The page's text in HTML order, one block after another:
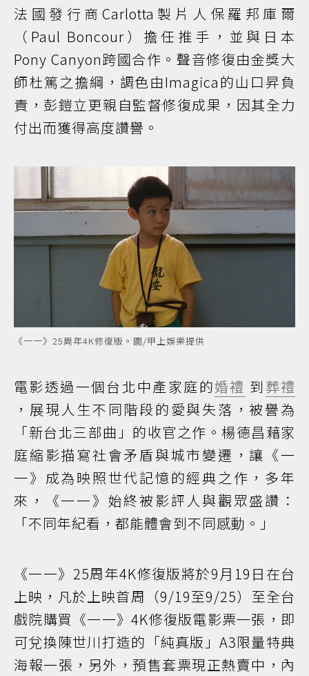
法國發行商Carlotta製片人保羅邦庫爾
（Paul Boncour）擔任推手，並與日本
Pony Canyon跨國合作。聲音修復由金獎大
師杜篤之擔綱，調色由Imagica的山口昇負
責，彭鎧立更親自監督修復成果，因其全力
付出而獲得高度讚譽。
《一一》25周年4K修復版。圖/甲上娛樂提供
電影透過一個台北中產家庭的婚禮 到 葬禮
，展現人生不同階段的愛與失落，被譽為
「新台北三部曲」的收官之作。楊德昌藉家
庭縮影描寫社會矛盾與城市變遷，讓《一
一》成為映照世代記憶的經典之作，多年
來，《一一》始終被影評人與觀眾盛讚：
「不同年紀看，都能體會到不同感動。」
《一一》25周年4K修復版將於9月19日在台
上映，凡於上映首周（9/19至9/25）至全台
戲院購買《一一》4K修復版電影票一張，即
可兌換陳世川打造的「純真版」A3限量特典
海報一張，另外，預售套票現正熱賣中，內